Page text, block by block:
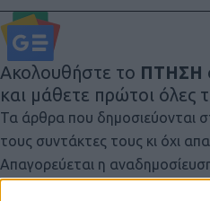
Ακολουθήστε το ΠΤΗΣΗ
και μάθετε πρώτοι όλες
Τα άρθρα που δημοσιεύονται
τους συντάκτες τους κι όχι
Απαγορεύεται η
αντίθετη περίπτωση θα